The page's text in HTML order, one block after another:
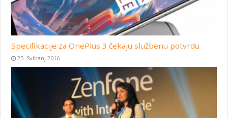
Specifikacije za OnePlus 3 čekaju službenu potvrdu
25. Svibanj 2016